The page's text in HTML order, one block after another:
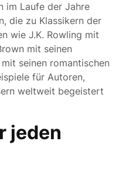
im Laufe der Jahre
die zu Klassikern der
wie J.K. Rowling mit
mit seinen
seinen romantischen
für Autoren,
weltweit begeistert
jeden